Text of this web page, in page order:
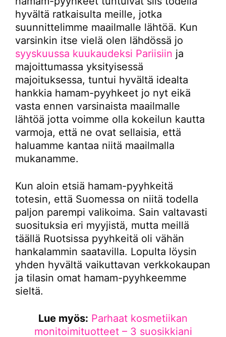
hyvältä ratkaisulta meille, jotka
suunnittelimme maailmalle lähtöä. Kun
varsinkin itse vielä olen lähdössä jo
syyskuussa kuukaudeksi Pariisiin ja
majoittumassa yksityisessä
majoituksessa, tuntui hyvältä idealta
hankkia hamam-pyyhkeet jo nyt eikä
vasta ennen varsinaista maailmalle
lähtöä jotta voimme olla kokeilun kautta
varmoja, että ne ovat sellaisia, että
haluamme kantaa niitä maailmalla
mukanamme.
Kun aloin etsiä hamam-pyyhkeitä
totesin, että Suomessa on niitä todella
paljon parempi valikoima. Sain valtavasti
suosituksia eri myyjistä, mutta meillä
täällä Ruotsissa pyyhkeitä oli vähän
hankalammin saatavilla. Lopulta löysin
yhden hyvältä vaikuttavan verkkokaupan
ja tilasin omat hamam-pyyhkeemme
sieltä.
Lue myös: Parhaat kosmetiikan
monitoimituotteet – 3 suosikkiani